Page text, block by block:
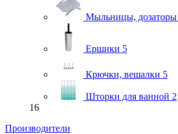
Мыльницы, дозаторы
Ершики 5
Крючки, вешалки 5
Шторки для ванной 2
16
Производители